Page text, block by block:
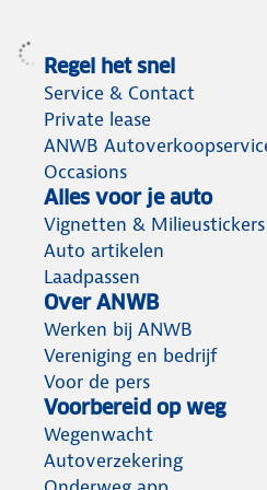
Regel het snel
Service & Contact
Private lease
ANWB
Occasions
Alles voor je auto
Vignetten & Milieustickers
Auto artikelen
Laadpassen
Over ANWB
Werken bij ANWB
Vereniging en bedrijf
Voor de pers
Voorbereid op weg
Wegenwacht
Autoverzekering